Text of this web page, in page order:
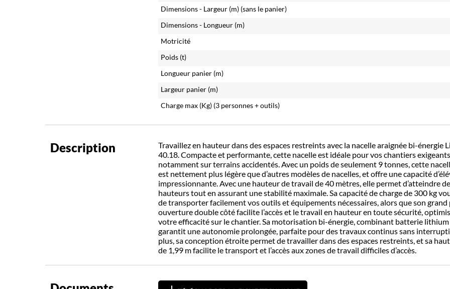
Dimensions - Largeur (m) (sans le panier)
Dimensions - Longueur (m)
Motricité
Poids (t)
Longueur panier (m)
Largeur panier (m)
Charge max (Kg) (3 personnes + outils)
Description
Travaillez en hauteur dans des espaces restreints avec la nacelle araignée bi-énergie
40.18. Compacte et performante, cette nacelle est idéale pour vos chantiers
notamment sur terrains accidentés. Avec un poids de seulement 9 tonnes, cette
est nettement plus légère que d’autres modèles de nacelles, et offre une capacité
impressionnante. Avec une hauteur de travail de 40 mètres, elle permet d’atteindre
hauteurs tout en assurant une stabilité maximale. Sa capacité de charge de 300 kg
de transporter facilement vos outils et équipements nécessaires, alors que son grand
ouverture double côté facilite l’accès et le travail en hauteur en toute sécurité,
votre efficacité sur le chantier. Sa motorisation bi-énergie, combinant batterie lithium
garantit une autonomie prolongée, parfaite pour des travaux continus sans
plus, sa conception étroite permet de travailler dans des espaces restreints, et sa
de 1,99 m facilite le transport et l’accès aux zones de travail difficiles d’accès.